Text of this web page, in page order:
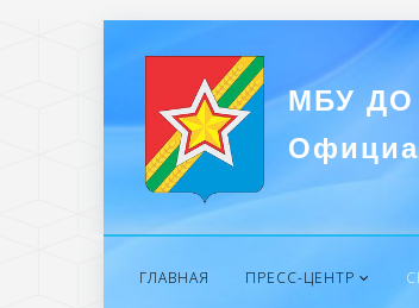
МБУ
ГЛАВНАЯ ПРЕСС-ЦЕНТР